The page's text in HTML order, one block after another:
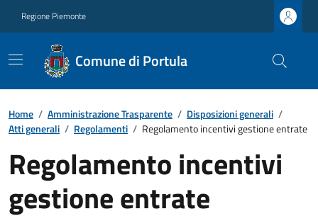
Regione Piemonte
Comune di Portula
Home / Amministrazione Trasparente / Disposizioni generali /
Atti generali / Regolamenti / Regolamento incentivi gestione entrate
Regolamento incentivi
gestione entrate